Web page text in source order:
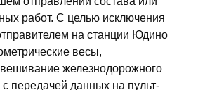
работ. С целью исключения
на станции Юдино
весы,
железнодорожного
передачей данных на пульт-